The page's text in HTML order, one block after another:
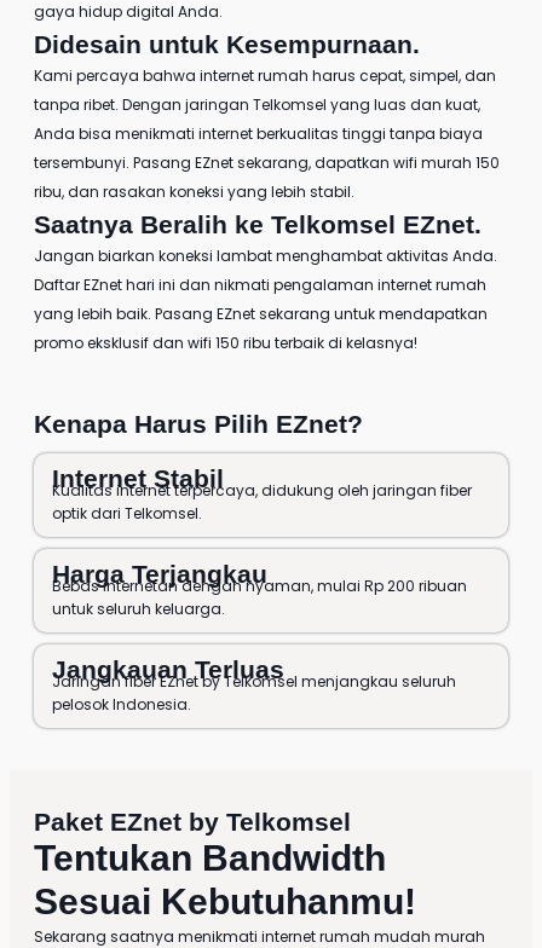
gaya hidup digital Anda.
Didesain untuk Kesempurnaan.
Kami percaya bahwa internet rumah harus cepat, simpel, dan
tanpa ribet. Dengan jaringan Telkomsel yang luas dan kuat,
Anda bisa menikmati internet berkualitas tinggi tanpa biaya
tersembunyi. Pasang EZnet sekarang, dapatkan wifi murah 150
ribu, dan rasakan koneksi yang lebih stabil.
Saatnya Beralih ke Telkomsel EZnet.
Jangan biarkan koneksi lambat menghambat aktivitas Anda.
Daftar EZnethari ini dan nikmati pengalaman internet rumah
yang lebih baik. Pasang EZnetsekarang untuk mendapatkan
promo eksklusif dan wifi 150 ribu terbaik di kelasnya!
Kenapa Harus Pilih EZnet?
Internet Stabil
Kualitas internet terpercaya, didukung oleh jaringan fiber
optik dari Telkomsel.
Harga Terjangkau
Bebas internetan dengan nyaman, mulai Rp 200 ribuan
untuk seluruh keluarga.
Jangkauan Terluas
Jaringan fiber EZnet by Telkomsel menjangkau seluruh
pelosok Indonesia.
Paket EZnet by Telkomsel
Tentukan Bandwidth
Sesuai Kebutuhanmu!
Sekarang saatnya menikmati internet rumah mudah murah